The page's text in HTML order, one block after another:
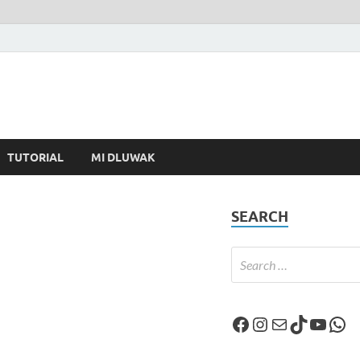
TUTORIAL MI DLUWAK
SEARCH